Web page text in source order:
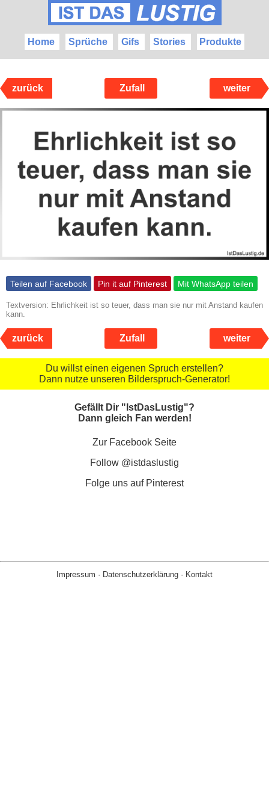
Home Sprüche Gifs Stories Produkte
zurück Zufall weiter
Teilen auf Facebook Pin it auf Pinterest Mit WhatsApp teilen
Textversion: Ehrlichkeit ist so teuer, dass man sie nur mit Anstand kaufen
kann.
zurück Zufall weiter
Du willst einen eigenen Spruch erstellen?
Dann nutze unseren Bilderspruch-Generator!
Gefällt Dir "IstDasLustig"?
Dann gleich Fan werden!
Zur Facebook Seite
Follow @istdaslustig
Folge uns auf Pinterest
Impressum · Datenschutzerklärung · Kontakt